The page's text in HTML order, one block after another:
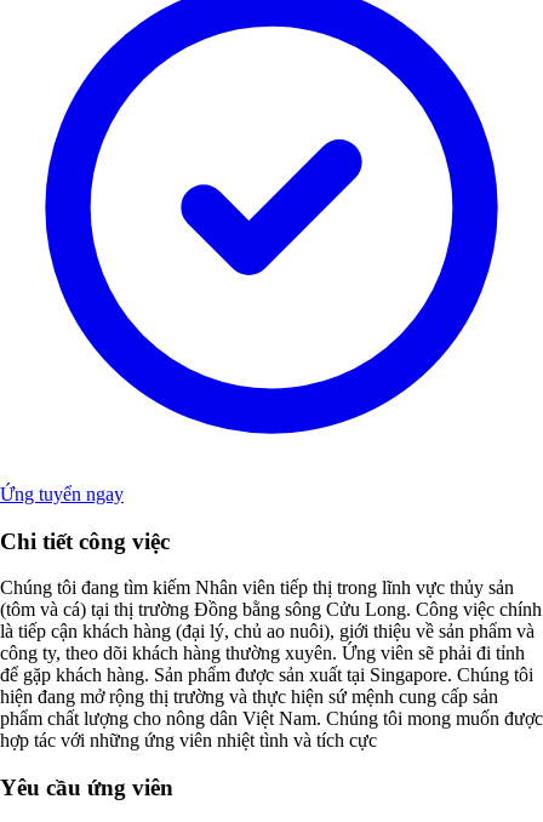
Ứng tuyển ngay
Chi tiết công việc
Chúng tôi đang tìm kiếm Nhân viên tiếp thị trong lĩnh vực thủy sản
(tôm và cá) tại thị trường Đồng bằng sông Cửu Long. Công việc chính
là tiếp cận khách hàng (đại lý, chủ ao nuôi), giới thiệu về sản phẩm và
công ty, theo dõi khách hàng thường xuyên. Ứng viên sẽ phải đi tỉnh
để gặp khách hàng. Sản phẩm được sản xuất tại Singapore. Chúng tôi
hiện đang mở rộng thị trường và thực hiện sứ mệnh cung cấp sản
phẩm chất lượng cho nông dân Việt Nam. Chúng tôi mong muốn được
hợp tác với những ứng viên nhiệt tình và tích cực
Yêu cầu ứng viên